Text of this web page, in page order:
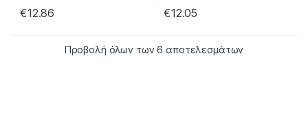
€12.86 €12.05
Προβολή όλων των 6 αποτελεσμάτων